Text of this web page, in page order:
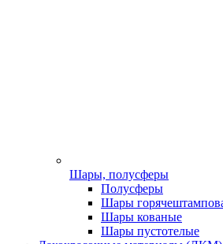
Шары, полусферы
Полусферы
Шары
Шары кованые
Шары пустотелые